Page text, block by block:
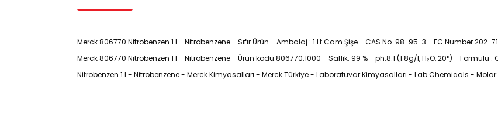
Merck 806770 Nitrobenzen 1 l - Nitrobenzene - Sıfır Ürün - Ambalaj : 1 Lt Cam Şişe - CAS No. 98-95-3 - EC Number 202-
Merck 806770 Nitrobenzen 1 l - Nitrobenzene - Ürün kodu:806770.1000 - Saflık: 99 % - ph:8.1 (1.8g/l, H₂O, 20°) - Formülü :
Nitrobenzen 1 l - Nitrobenzene - Merck Kimyasalları - Merck Türkiye - Laboratuvar Kimyasalları - Lab Chemicals - Molar